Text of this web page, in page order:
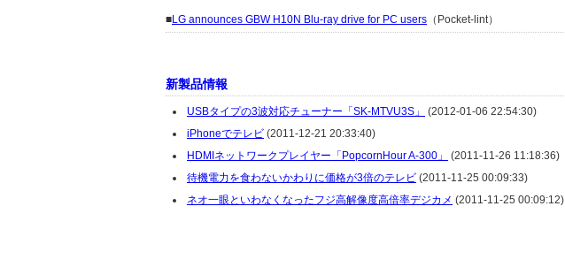
■LG announces GBW H10N Blu-ray drive for PC users （Pocket-lint）
新製品情報
USBタイプの3波対応チューナー「SK-MTVU3S」
(2012-01-06 22:54:30)
iPhoneでテレビ (2011-12-21 20:33:40)
HDMIネットワークプレイヤー「PopcornHour A-300」
(2011-11-26 11:18:36)
待機電力を食わないかわりに価格が3倍のテレビ (2011-11-25 00:09:33)
ネオ一眼といわなくなったフジ高解像度高倍率デジカメ (2011-11-25 00:09:12)